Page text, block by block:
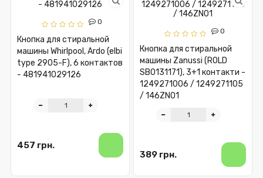
0
Кнопка для стиральной
машины Whirlpool, Ardo (elbi
type 2905-F), 6 контактов
- 481941029126
457 грн.
0
Кнопка для стиральной
машины Zanussi (ROLD
SB0131171), 3+1 контакти -
1249271006 / 1249271105
/ 146ZN01
389 грн.